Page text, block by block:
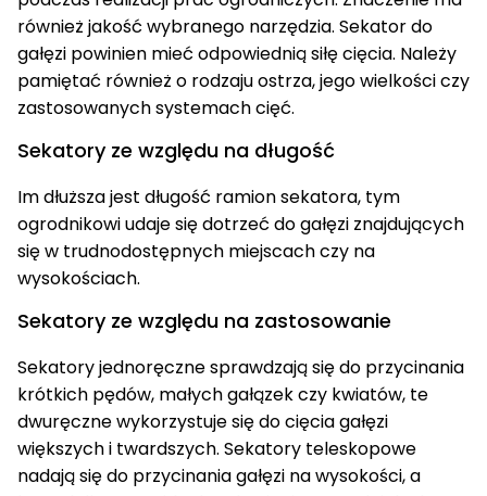
również jakość wybranego narzędzia. Sekator do
gałęzi powinien mieć odpowiednią siłę cięcia. Należy
pamiętać również o rodzaju ostrza, jego wielkości czy
zastosowanych systemach cięć.
Sekatory ze względu na długość
Im dłuższa jest długość ramion sekatora, tym
ogrodnikowi udaje się dotrzeć do gałęzi znajdujących
się w trudnodostępnych miejscach czy na
wysokościach.
Sekatory ze względu na zastosowanie
Sekatory jednoręczne sprawdzają się do przycinania
krótkich pędów, małych gałązek czy kwiatów, te
dwuręczne wykorzystuje się do cięcia gałęzi
większych i twardszych. Sekatory teleskopowe
nadają się do przycinania gałęzi na wysokości, a